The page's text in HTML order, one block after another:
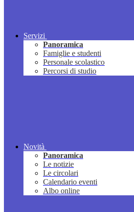
Servizi
Panoramica
Famiglie e studenti
Personale scolastico
Percorsi di studio
Novità
Panoramica
Le notizie
Le circolari
Calendario eventi
Albo online